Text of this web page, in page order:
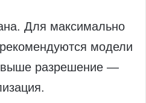
Для максимально
рекомендуются модели
разрешение —